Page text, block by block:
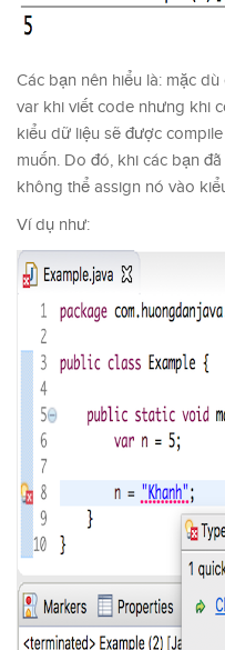
Các bạn nên hiểu là: mặc
var khi viết code nhưng khi
kiểu dữ liệu sẽ được
muốn. Do đó, khi các bạn
không thể assign nó vào
Ví dụ như: